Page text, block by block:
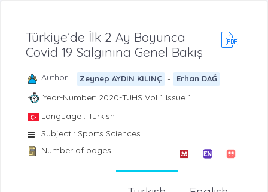
Türkiye’de İlk 2 Ay Boyunca
Covid 19 Salgınına Genel Bakış
Author : Zeynep AYDIN KILINÇ - Erhan DAĞ
Year-Number: 2020-TJHS Vol 1 Issue 1
Language : Turkish
Subject : Sports Sciences
Number of pages: